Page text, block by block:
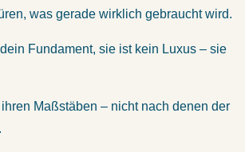
was gerade wirklich gebraucht wird.
Fundament, sie ist kein Luxus – sie
Maßstäben – nicht nach denen der